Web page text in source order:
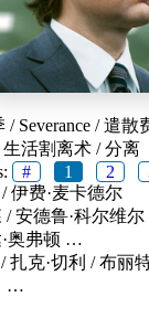
/ Severance /遣散
生活割离术 /分离
# 1 2
/伊费·麦卡德尔
/安德鲁·科尔维尔
奥弗顿 …
/扎克·切利 /布丽
…